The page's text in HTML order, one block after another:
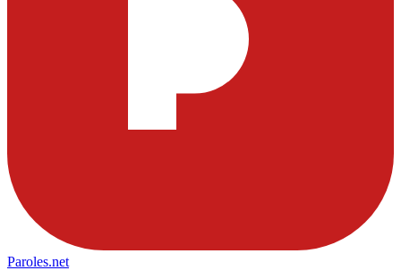
Paroles.net